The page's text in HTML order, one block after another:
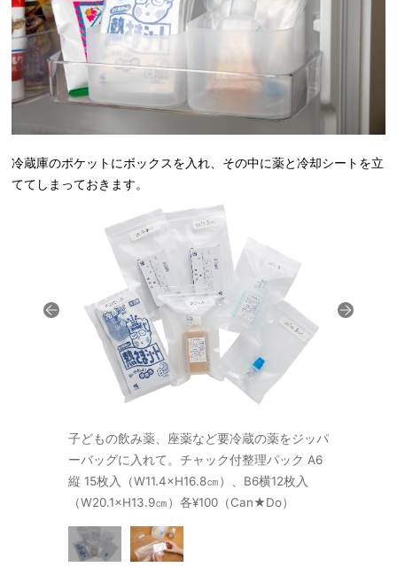
冷蔵庫のポケットにボックスを入れ、その中に薬と冷却シートを立
ててしまっておきます。
子どもの飲み薬、座薬など要冷蔵の薬をジッパ
ーバッグに入れて。チャック付整理パック A6
縦 15枚入（W11.4×H16.8㎝）、B6横12枚入
（W20.1×H13.9㎝）各¥100（Can★Do）